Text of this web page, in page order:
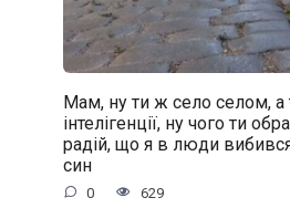
Мам, ну ти ж село селом,
інтелігенції, ну чого ти
радій, що я в люди
син
0 629